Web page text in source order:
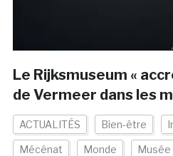
Le Rijksmuseum «
de Vermeer dans les
ACTUALITÉS Bien-être
Mécénat Monde Musée